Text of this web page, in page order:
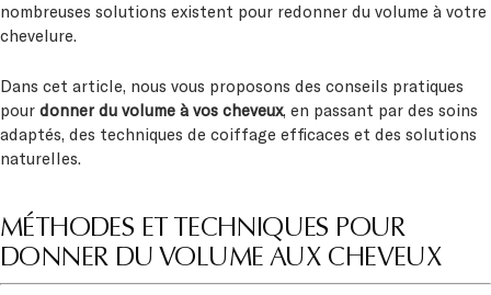
nombreuses solutions existent pour redonner du volume à votre
chevelure.
Dans cet article, nous vous proposons des conseils pratiques
pour donner du volume à vos cheveux, en passant par des soins
adaptés, des techniques de coiffage efficaces et des solutions
naturelles.
MÉTHODES ET TECHNIQUES POUR
DONNER DU VOLUME AUX CHEVEUX